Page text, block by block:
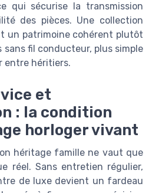
qui sécurise la transmission
des pièces. Une collection
un patrimoine cohérent plutôt
sans fil conducteur, plus simple
entre héritiers.
et
: la condition
horloger vivant
héritage famille ne vaut que
réel. Sans entretien régulier,
de luxe devient un fardeau